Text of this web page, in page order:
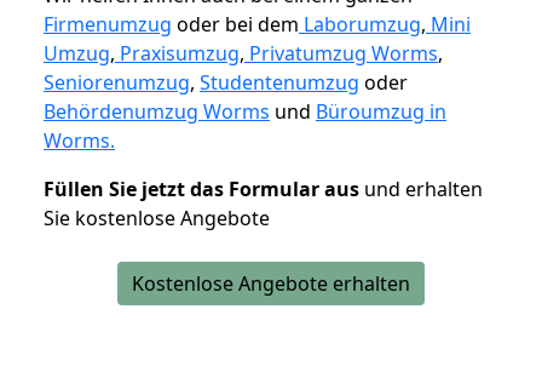
Firmenumzug oder bei dem Laborumzug, Mini
Umzug, Praxisumzug, Privatumzug Worms,
Seniorenumzug, Studentenumzug oder
Behördenumzug Worms und Büroumzug in
Worms.
Füllen Sie jetzt das Formular aus und erhalten
Sie kostenlose Angebote
Kostenlose Angebote erhalten